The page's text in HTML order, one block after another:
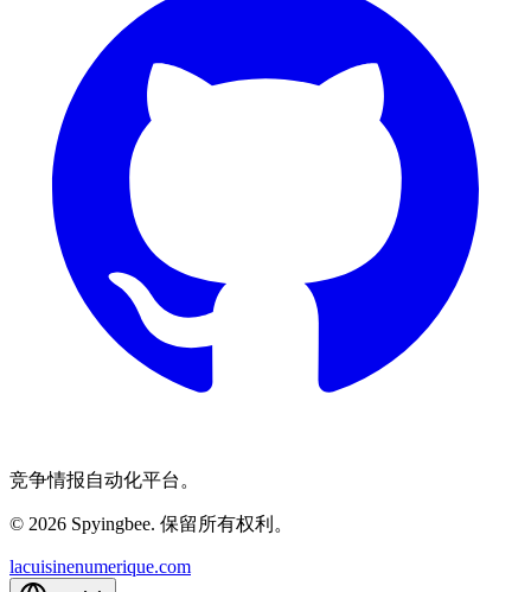
竞争情报自动化平台。
© 2026 Spyingbee. 保留所有权利。
lacuisinenumerique.com